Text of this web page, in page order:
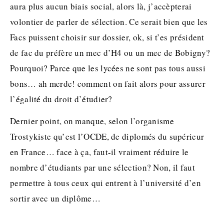
aura plus aucun biais social, alors là, j’accèpterai
volontier de parler de sélection. Ce serait bien que les
Facs puissent choisir sur dossier, ok, si t’es président
de fac du préfère un mec d’H4 ou un mec de Bobigny?
Pourquoi? Parce que les lycées ne sont pas tous aussi
bons… ah merde! comment on fait alors pour assurer
l’égalité du droit d’étudier?
Dernier point, on manque, selon l’organisme
Trostykiste qu’est l’OCDE, de diplomés du supérieur
en France… face à ça, faut-il vraiment réduire le
nombre d’étudiants par une sélection? Non, il faut
permettre à tous ceux qui entrent à l’université d’en
sortir avec un diplôme…